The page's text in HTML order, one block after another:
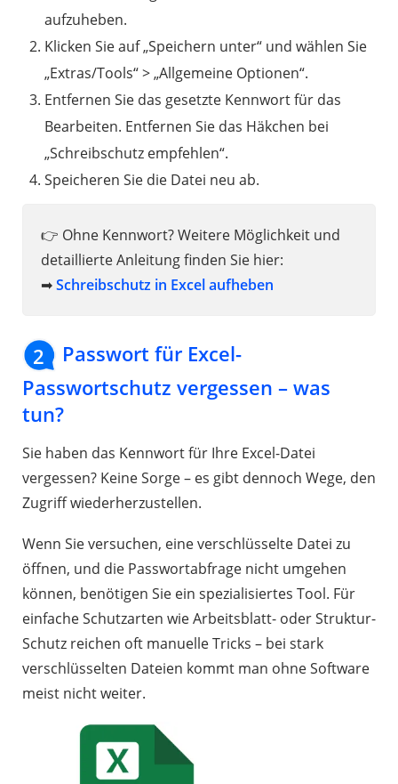
aufzuheben.
Klicken Sie auf „Speichern unter“ und wählen Sie
„Extras/Tools“ > „Allgemeine Optionen“.
Entfernen Sie das gesetzte Kennwort für das
Bearbeiten. Entfernen Sie das Häkchen bei
„Schreibschutz empfehlen“.
Speicheren Sie die Datei neu ab.
👉 Ohne Kennwort? Weitere Möglichkeit und
detaillierte Anleitung finden Sie hier:
➡Schreibschutz in Excel aufheben
2
Passwort für Excel-
Passwortschutz vergessen – was
tun?
Sie haben das Kennwort für Ihre Excel-Datei
vergessen? Keine Sorge – es gibt dennoch Wege, den
Zugriff wiederherzustellen.
Wenn Sie versuchen, eine verschlüsselte Datei zu
öffnen, und die Passwortabfrage nicht umgehen
können, benötigen Sie ein spezialisiertes Tool. Für
einfache Schutzarten wie Arbeitsblatt- oder Struktur-
Schutz reichen oft manuelle Tricks – bei stark
verschlüsselten Dateien kommt man ohne Software
meist nicht weiter.